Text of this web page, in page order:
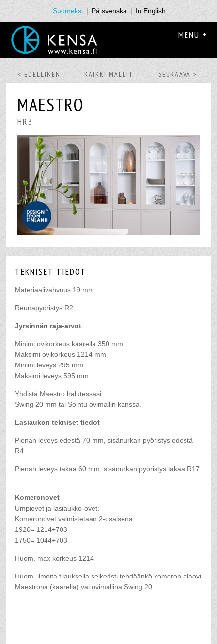
MENU +
Suomeksi | På svenska | In English
< EDELLINEN KAIKKI MALLIT SEURAAVA >
MAESTRO
HR3
TEKNISET TIEDOT
Materiaalivahvuus 19 mm
Reunapyöristys R2
Jyrsinnän raja-arvot
Minimi ovikorkeus kaarella 350 mm
Maksimi ovikorkeus 1214 mm
Minimi leveys 295 mm
Maksimi leveys 595 mm
Yhdistä Maestro halutessasi
Swing 20 mm tai Sointu ovimallin kanssa.
Lasiaukon tekniset tiedot
Pienan leveys edestä 70 mm, sisänurkan pyöristys edestä
R4
Pienan leveys takaa 60 mm, sisänurkan pyöristys takaa R17
Komeronovet
Umpiovet ja lasiaukko-ovet:
Komeronovet valmistetaan 2-osaisena
1920= 1214+703
1750= 1044+703
Huom. max korkeus 1214
Huom. ilmoita tilauksella selkeästi tehdäänkö komeron alaovi
Maestrona (kaarella) vai ovimallina Swing 20.